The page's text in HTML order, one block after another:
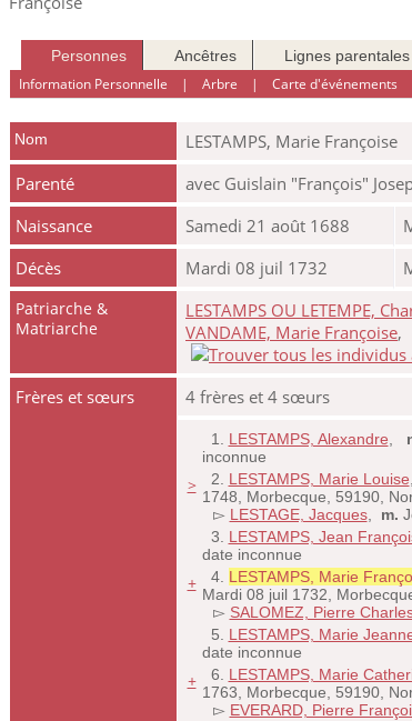
Personnes Ancêtres Lignes parentales
Information Personnelle |Arbre |Carte d'événements
Nom LESTAMPS, Marie Françoise
Parenté
avec Guislain "François"
Naissance
Samedi 21 août 1688
Décès
Mardi 08 juil 1732
Patriarche &
Matriarche
LESTAMPS OU LETEMPE,
VANDAME, Marie Françoise,
Frères et sœurs
4 frères et 4 sœurs
1. LESTAMPS, Alexandre,
inconnue
> 2. LESTAMPS, Marie Louise
1748, Morbecque, 59190,
▻ LESTAGE, Jacques, m.
3. LESTAMPS, Jean
date inconnue
+ 4. LESTAMPS, Marie
Mardi 08 juil 1732,
▻ SALOMEZ, Pierre
5. LESTAMPS, Marie
date inconnue
+ 6. LESTAMPS, Marie
1763, Morbecque, 59190,
▻ EVERARD, Pierre